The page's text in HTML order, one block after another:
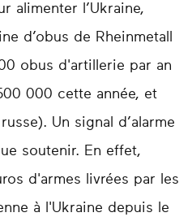
alimenter l’Ukraine,
d’obus de Rheinmetall
obus d'artillerie par an
000 cette année, et
Un signal d’alarme
soutenir. En effet,
d'armes livrées par les
à l'Ukraine depuis le